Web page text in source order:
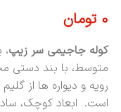
0 تومان
کوله جاجیمی سر زیپ
متوسط، با بند دستی
رویه و دیواره ها از
است. ابعاد کوچک،